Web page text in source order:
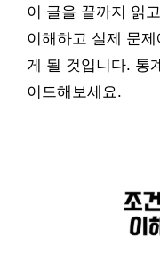
이 글을 끝까지 읽
이해하고 실제 문
게 될 것입니다. 통
이드해보세요.